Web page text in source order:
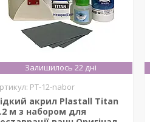
Залишилось 22 дні
PT-12-nabor
акрил Plastall Titan
м з набором для